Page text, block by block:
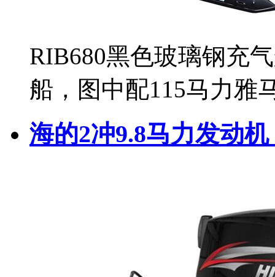
RIB680黑色玻璃钢充
船，图中配115马力雅
海的2冲9.8马力发动